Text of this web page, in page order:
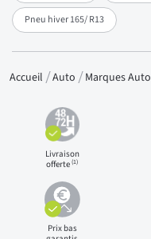
Pneu hiver 165/ R13
Accueil Auto Marques Auto
Livraison
offerte(1)
Prix bas